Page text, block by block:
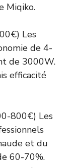
Miqiko.
Les
de 4-
de 3000W.
efficacité
800€) Les
et du
60-70%.